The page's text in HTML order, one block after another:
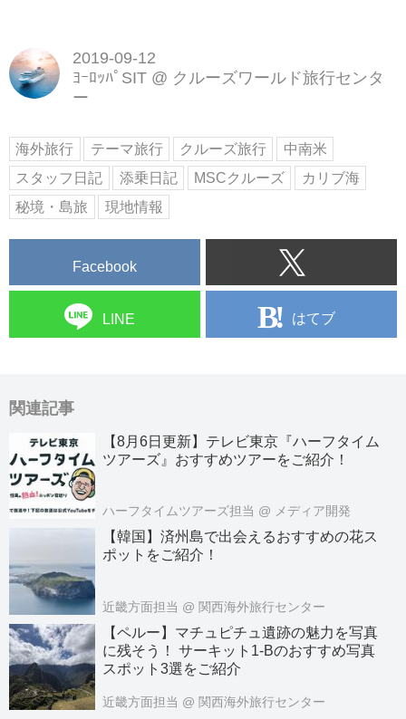
2019-09-12
ﾖｰﾛｯﾊﾟSIT @ クルーズワールド旅行センタ
ー
海外旅行 テーマ旅行 クルーズ旅行
中南米
スタッフ日記
添乗日記 MSCクルーズ
カリブ海
秘境・島旅
現地情報
Facebook
LINE はてブ
関連記事
【8月6日更新】テレビ東京『ハーフタイム
ツアーズ』おすすめツアーをご紹介！
ハーフタイムツアーズ担当 @ メディア開発
【韓国】済州島で出会えるおすすめの花ス
ポットをご紹介！
近畿方面担当 @ 関西海外旅行センター
【ペルー】マチュピチュ遺跡の魅力を写真
に残そう！ サーキット1-Bのおすすめ写真
スポット3選をご紹介
近畿方面担当 @ 関西海外旅行センター